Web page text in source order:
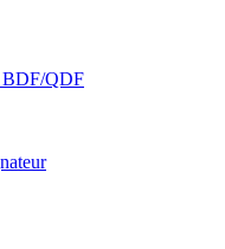
BDF/QDF